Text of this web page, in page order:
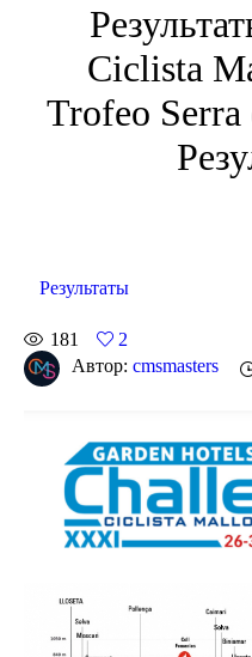
Ciclista
Trofeo Serra
Результаты
181
2
Автор: cmsmasters